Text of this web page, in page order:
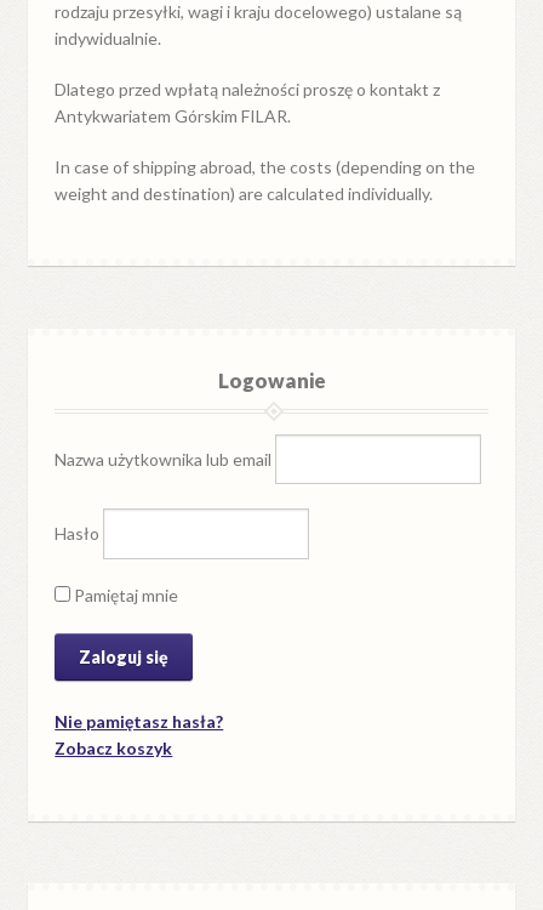
rodzaju przesyłki, wagi i kraju docelowego) ustalane są
indywidualnie.
Dlatego przed wpłatą należności proszę o kontakt z
Antykwariatem Górskim FILAR.
In case of shipping abroad, the costs (depending on the
weight and destination) are calculated individually.
Logowanie
Nazwa użytkownika lub email
Hasło
Pamiętaj mnie
Nie pamiętasz hasła?
Zobacz koszyk